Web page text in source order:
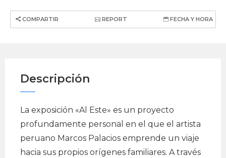
COMPARTIR REPORT FECHA Y HORA
Descripción
La exposición «Al Este» es un proyecto
profundamente personal en el que el artista
peruano Marcos Palacios emprende un viaje
hacia sus propios orígenes familiares. A través